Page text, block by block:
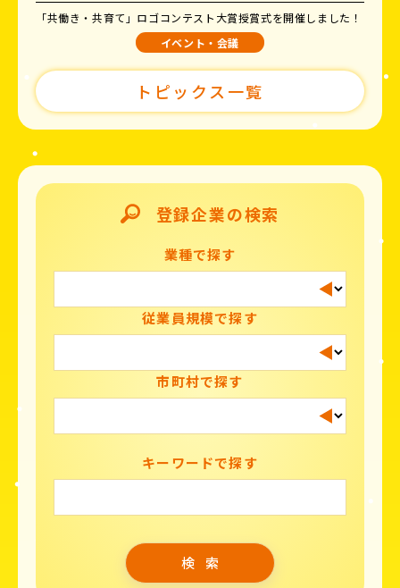
「共働き・共育て」ロゴコンテスト大賞授賞式を開催しました！
イベント・会議
トピックス一覧
登録企業の検索
業種で探す
従業員規模で探す
市町村で探す
キーワードで探す